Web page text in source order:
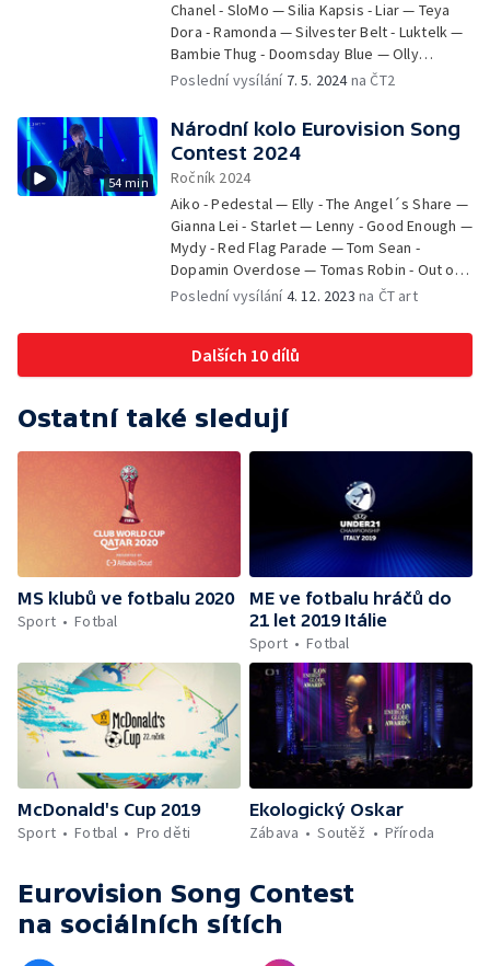
závěr
Hurricane — Gåte - Ulveham — Joost Klein -
Europapa — Helena Paparizou - My Number
One, Charlotte Perrelli - Take Me to Your
Heaven a Sertab Erener - Everyway That I
Vyhlášení výsledků — Herreys - Diggi-Loo
Diggi-Ley
Chanel - SloMo — Silia Kapsis - Liar — Teya
Dora - Ramonda — Silvester Belt - Luktelk —
Bambie Thug - Doomsday Blue — Olly
Alexander - Dizzy — Alyona Alyona a Jerry
Baby Lasagna - Rim Tim Tagi Dim — Hera
Björk - Scared of Heights — Isaak - Always on
the Run — Raiven - Veronika —
Windows95man - No Rules! — Natalia Barbu -
In the Middle — Marcus & Martinus -
Unforgettable — Fahree feat. Ilkin Dovlatov -
Özünlə apar — Electric Fields - One Milkali
(One Blood) — Iolanda - Grito — Tali - Fighter
— Johnny Logan - Euphoria — Benjamin
Boy — Vyhlášení výsledků
Poslední vysílání 7. 5. 2024na ČT2
54 min
Národní kolo Eurovision Song
Contest 2024
Ročník 2024
Aiko - Pedestal — Elly - The Angel´s Share —
Gianna Lei - Starlet — Lenny - Good Enough —
Mydy - Red Flag Parade — Tom Sean -
Dopamin Overdose — Tomas Robin - Out of
My Mind
Poslední vysílání4. 12. 2023 na ČT art
Dalších 10 dílů
Ostatní také sledují
MS klubů ve fotbalu 2020
Sport
Fotbal
ME ve fotbalu hráčů do
21 let 2019 Itálie
Sport
Fotbal
McDonald's Cup 2019
Sport
Fotbal Pro děti
Ekologický Oskar
Zábava
Soutěž Příroda
Eurovision Song Contest
na sociálních sítích